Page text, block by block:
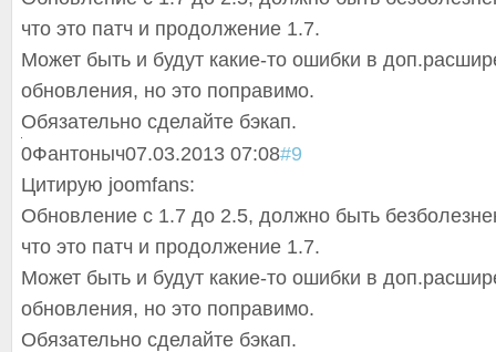
что это патч и продолжение 1.7.
Может быть и будут какие-то ошибки в
обновления, но это поправимо.
Обязательно сделайте бэкап.
0Фантоныч07.03.2013 07:08#9
Цитирую joomfans:
Обновление с 1.7 до 2.5, должно быть
что это патч и продолжение 1.7.
Может быть и будут какие-то ошибки в
обновления, но это поправимо.
Обязательно сделайте бэкап.